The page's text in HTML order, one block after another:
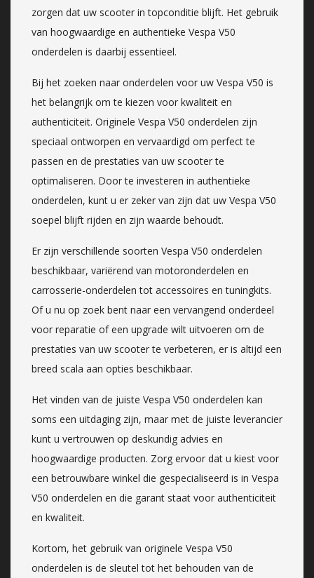
zorgen dat uw scooter in topconditie blijft. Het gebruik
van hoogwaardige en authentieke Vespa V50
onderdelen is daarbij essentieel.
Bij het zoeken naar onderdelen voor uw Vespa V50 is
het belangrijk om te kiezen voor kwaliteit en
authenticiteit. Originele Vespa V50 onderdelen zijn
speciaal ontworpen en vervaardigd om perfect te
passen en de prestaties van uw scooter te
optimaliseren. Door te investeren in authentieke
onderdelen, kunt u er zeker van zijn dat uw Vespa V50
soepel blijft rijden en zijn waarde behoudt.
Er zijn verschillende soorten Vespa V50 onderdelen
beschikbaar, variërend van motoronderdelen en
carrosserie-onderdelen tot accessoires en tuningkits.
Of u nu op zoek bent naar een vervangend onderdeel
voor reparatie of een upgrade wilt uitvoeren om de
prestaties van uw scooter te verbeteren, er is altijd een
breed scala aan opties beschikbaar.
Het vinden van de juiste Vespa V50 onderdelen kan
soms een uitdaging zijn, maar met de juiste leverancier
kunt u vertrouwen op deskundig advies en
hoogwaardige producten. Zorg ervoor dat u kiest voor
een betrouwbare winkel die gespecialiseerd is in Vespa
V50 onderdelen en die garant staat voor authenticiteit
en kwaliteit.
Kortom, het gebruik van originele Vespa V50
onderdelen is de sleutel tot het behouden van de